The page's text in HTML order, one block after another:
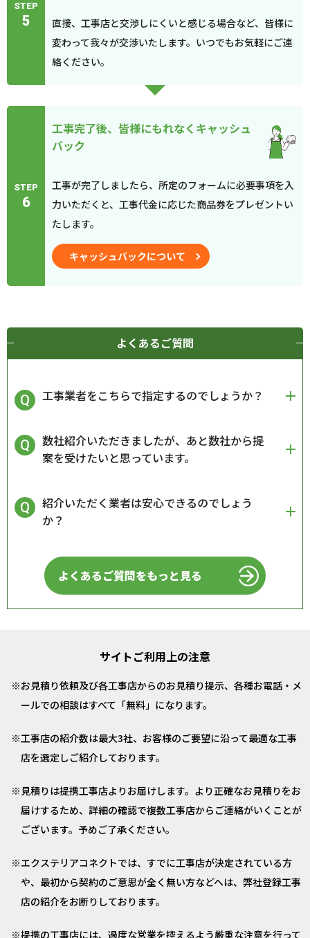
STEP
5
直接、工事店と交渉しにくいと感じる場合など、皆様に
変わって我々が交渉いたします。いつでもお気軽にご連
絡ください。
STEP
6
工事完了後、皆様にもれなくキャッシュ
バック
工事が完了しましたら、所定のフォームに必要事項を入
力いただくと、工事代金に応じた商品券をプレゼントい
たします。
キャッシュバックについて
よくあるご質問
工事業者をこちらで指定するのでしょうか？
数社紹介いただきましたが、あと数社から提
案を受けたいと思っています。
紹介いただく業者は安心できるのでしょう
か？
よくあるご質問をもっと見る
サイトご利用上の注意
お見積り依頼及び各工事店からのお見積り提示、各種お電話・メ
ールでの相談はすべて「無料」になります。
工事店の紹介数は最大3社、お客様のご要望に沿って最適な工事
店を選定しご紹介しております。
見積りは提携工事店よりお届けします。より正確なお見積りをお
届けするため、詳細の確認で複数工事店からご連絡がいくことが
ございます。予めご了承ください。
エクステリアコネクトでは、すでに工事店が決定されている方
や、最初から契約のご意思が全く無い方などへは、弊社登録工事
店の紹介をお断りしております。
提携の工事店には、過度な営業を控えるよう厳重な注意を行って